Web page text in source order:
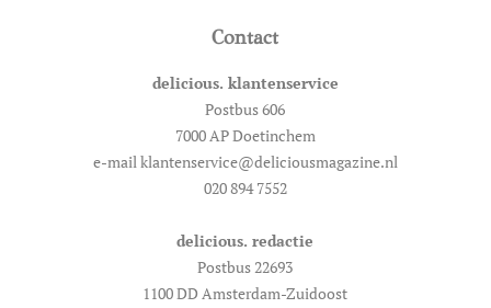
Contact
delicious. klantenservice
Postbus 606
7000 AP Doetinchem
e-mail klantenservice@deliciousmagazine.nl
020 894 7552
delicious. redactie
Postbus 22693
1100 DD Amsterdam-Zuidoost